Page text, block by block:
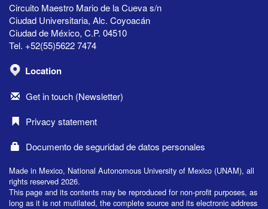
Circuito Maestro Mario de la Cueva s/n
Ciudad Universitaria, Alc. Coyoacán
Ciudad de México, C.P. 04510
Tel. +52(55)5622 7474
Location
Get in touch (Newsletter)
Privacy statement
Documento de seguridad de datos personales
Made in Mexico, National Autonomous University of Mexico (UNAM), all
rights reserved 2026.
This page and its contents may be reproduced for non-profit purposes, as
long as it is not mutilated, the complete source and its electronic address